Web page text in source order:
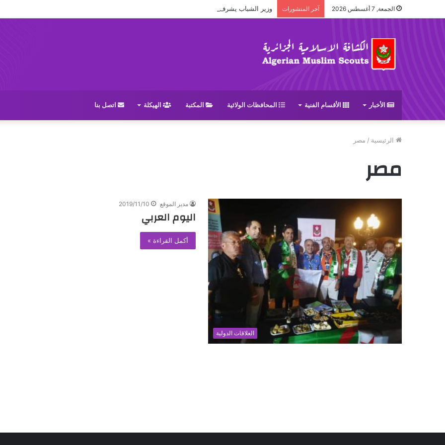
الجمعة, 7 أغسطس 2026 آخر المنشورات وزير الشباب يشرف على حفل افتتاح الدورة العادية (38) للمجلس الوطني
الأخبار الأقسام الفنية المحافظات الولائية المكتبة الهيكلة اتصل بنا
الرئيسية / مصر
مصر
العلاقات الدولية
مدير الموقع 2019/11/10
اليوم العربي
أكمل القراءة »